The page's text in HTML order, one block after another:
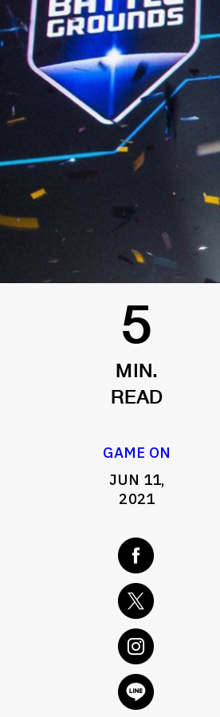
5
MIN.
READ
GAME ON
JUN 11,
2021